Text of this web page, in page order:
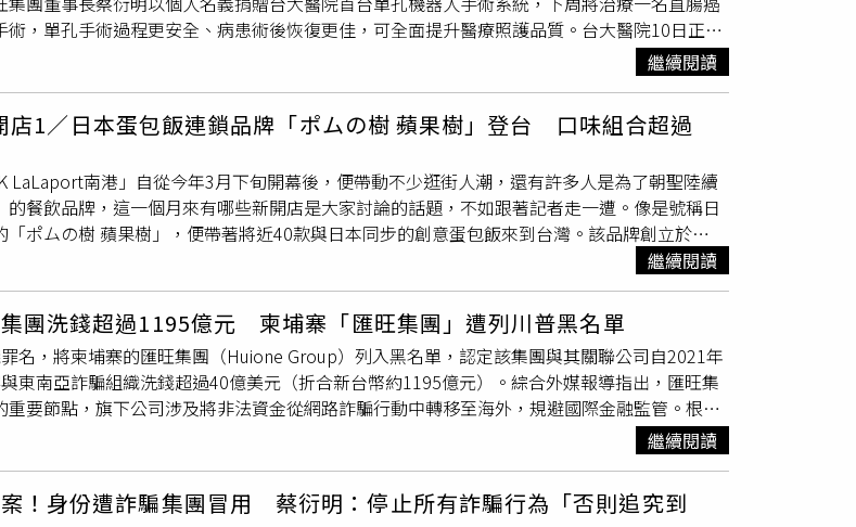
，單孔手術過程更安全、病患術後恢復更佳，可全面提升醫療照護品質。台大醫院10日正式
心」。台大癌醫中心副院長吳耀銘表示，機器人手術需求逐年攀升，台大醫院2012年啟用機
計9000多台手術，其中泌尿科占42％最多，其次是婦產科、大腸直腸外科，各占13％。吳耀銘
署正式通過單孔機器人手術系統，特別感謝企業家蔡衍明以個人名義捐贈，台大醫院第1台單孔
用，第1台手術將用於治療直腸癌病患。他提到，去年起多項達文西手術納入健保給付，未
給付的潛力。余忠仁表示，傳統內視鏡或多孔機器人手術須在患者身體開3至4個孔，讓不同
建立立體空間，但創口較多；最新的單孔機器人手術則縮減為單一切口，醫師可透過同一個入
內完成精細操作，由於傷口集中且面積小，手術侵入性更低，病患術後感染風險相對減少，
器人手術小組主席梁金銅表示，以大腸或肝臟腫瘤來說，多孔手術後外觀為4個0.5到0.8公分
腫瘤取出孔；單孔手術後外觀為單一3.7公分傷口，清除孔則會開在可隱藏傷疤處，肉眼幾乎
術範圍選擇適合的手術，例如腸癌擴散患者，較適合在腹壁分別開口的多孔機器人手術；至
機器人手術更為美觀。台大醫院頭頸腫瘤科主任楊宗霖則表示，頭頸癌相關手術非常仰賴單
小，醫生操作多孔系統時視野僅見傷口，無法掌握4隻機器手臂揮動的範圍，「機械手臂會撞
不知道」，需將手臂全部退出再重新置放，相當耗時，而單孔系統可大幅減少醫護人員負擔。
繼續閱讀
1／日本蛋包飯連鎖品牌「ポムの樹 蘋果樹」登台 口味組合超過
LaLaport南港」自從今年3月下旬開幕後，便帶動不少逛街人潮，還有許多人是為了朝聖陸續
的餐飲品牌，這一個月來有哪些新開店是大家討論的話題，不如跟著記者走一遭。像是號稱日
ポムの樹 蘋果樹」，便帶著將近40款與日本同步的創意蛋包飯來到台灣。該品牌創立於
谷、台場、大阪梅田、難波等地，至今在日本全國擁有近百家分店。有趣的是，「ポムの樹 蘋
多元口味的蛋包飯，除了部分為固定搭配之外，多數可選擇蛋包內要包覆酸甜的番茄炒飯、溫
豬混合的絞肉炒飯，再加上淋在蛋皮上的不同醬料，組合最多可超過200種，相信會讓人充
樹 蘋果樹蛋包飯」的是旗下有「花月嵐拉麵」及「燒丼株式會社」兩大品牌的晶旺餐飲集
近5年時間。曾親自到日本受訓的品牌督導洪伸佐表示，當初晶旺董事長張靖豫在大阪無意間
覺得其蛋皮充滿層次，與純粹僅有一層的薄蛋皮或切開後會向兩旁流出的蛋包飯不同，蘋果樹
、實際卻擁有兩三層，每一份都使用新鮮全蛋現點現做、不添加任何水、牛奶及鮮奶油，內裡
起軟嫩蛋包、完美裹住炒飯並不容易，除了火力控制需得當、速度也要夠快，因此製作蛋包
的日方職人考核，若有失敗便需打掉重來。「鮮蝦滿滿奶油蛋包飯」使用新鮮蝦仁搭配溫潤
得迷你沙拉與100元以下飲品。（429元／S，圖／林士傑攝）L尺寸的蛋包飯份量約可供4人
茄汁培根炒飯的「招牌蛋包飯」。（429元／L，圖／林士傑攝）若不知首次入店該從哪一款
繼續閱讀
團洗錢超過1195億元 柬埔寨「匯旺集團」遭列川普黑名單
名，將柬埔寨的匯旺集團（Huione Group）列入黑名單，認定該集團與其關聯公司自2021年
東南亞詐騙組織洗錢超過40億美元（折合新台幣約1195億元）。綜合外媒報導指出，匯旺集
重要節點，旗下公司涉及將非法資金從網路詐騙行動中轉移至海外，規避國際金融監管。根據
作方式涵蓋假投資、Telegram群組洗錢協作及自設加密貨幣市集平台等。部分公司甚至直接
龐大的非法清算網絡。目前，匯旺雖未直接與美國銀行建立帳戶關係，但新規定若正式生效，
錢活動，反而發行與美元掛鉤的穩定幣，試圖規避執法機關的凍結命令，這被財政部形容為
繼續閱讀
！身份遭詐騙集團冒用 蔡衍明：停止所有詐騙行為「否則追究到